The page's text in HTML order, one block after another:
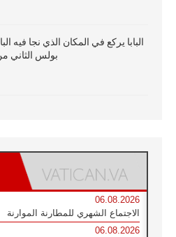
البابا يركع في المكان الذي نجا فيه
بولس الثاني
06.08.2026
الاجتماع الشهري للمطارنة الموارنة
06.08.2026